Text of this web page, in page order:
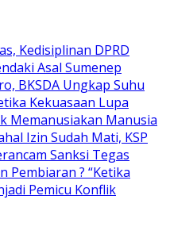
Kedisiplinan DPRD
Asal Sumenep
BKSDA Ungkap Suhu
Kekuasaan Lupa
Memanusiakan Manusia
Izin Sudah Mati, KSP
Sanksi Tegas
Pembiaran ? “Ketika
Pemicu Konflik